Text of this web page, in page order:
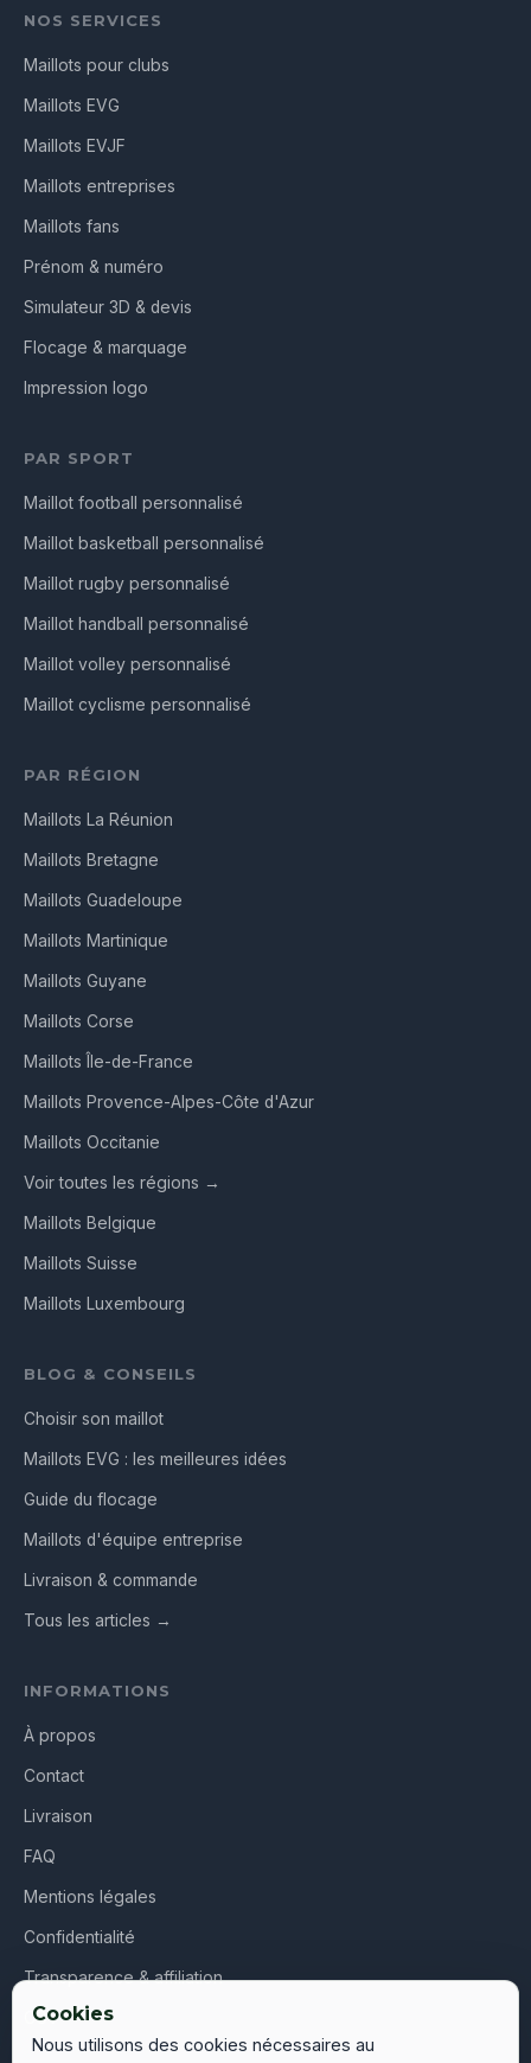
NOS SERVICES
Maillots pour clubs
Maillots EVG
Maillots EVJF
Maillots entreprises
Maillots fans
Prénom & numéro
Simulateur 3D & devis
Flocage & marquage
Impression logo
PAR SPORT
Maillot football personnalisé
Maillot basketball personnalisé
Maillot rugby personnalisé
Maillot handball personnalisé
Maillot volley personnalisé
Maillot cyclisme personnalisé
PAR RÉGION
Maillots La Réunion
Maillots Bretagne
Maillots Guadeloupe
Maillots Martinique
Maillots Guyane
Maillots Corse
Maillots Île-de-France
Maillots Provence-Alpes-Côte d'Azur
Maillots Occitanie
Voir toutes les régions →
Maillots Belgique
Maillots Suisse
Maillots Luxembourg
BLOG & CONSEILS
Choisir son maillot
Maillots EVG : les meilleures idées
Guide du flocage
Maillots d'équipe entreprise
Livraison & commande
Tous les articles →
INFORMATIONS
À propos
Contact
Livraison
FAQ
Mentions légales
Confidentialité
Transparence & affiliation
CGV
Cookies
Nous utilisons des cookies nécessaires au